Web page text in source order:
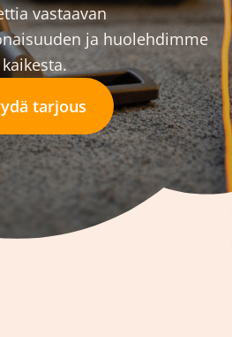
vastaavan
ja huolehdimme
kaikesta.
tarjous